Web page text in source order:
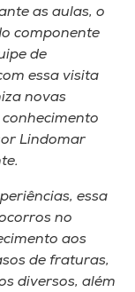
as aulas, o
componente
de
essa visita
novas
Lindomar
essa
no
aos
de fraturas,
diversos, além